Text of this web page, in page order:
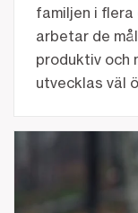
familjen i
arbetar de
produktiv och
utvecklas väl
Kan det nya